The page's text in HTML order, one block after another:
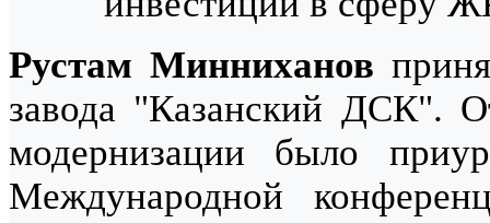
Рустам Минниханов
завода "Казанский ДСК".
модернизации было
Международной